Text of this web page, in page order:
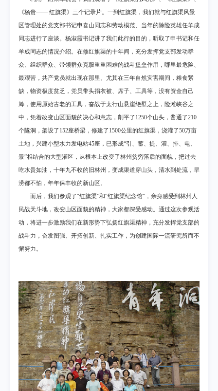
《杨贵—— 红旗渠》三个记录片。一到红旗渠，我们就与红旗渠风景
区管理处的党支部书记申喜山同志和劳动模范、当年的除险英雄任羊成
同志进行了座谈。杨淑霞书记讲了我们此行的目的，听取了申书记和任
羊成同志的情况介绍。在修红旗渠的十年间，充分发挥党支部发动群
众、组织群众、带领群众克服重重困难的战斗堡垒作用，哪里最危险、
最艰苦，共产党员就出现在那里。尤其在三年自然灾害期间，粮食紧
缺，物资极度贫乏，党员带头捐衣被、席子、工具等，没有资金自己
筹，使用原始古老的工具，奋战于太行山悬崖绝壁之上，险滩峡谷之
中，凭着改变山区面貌的决心和意志，削平了 1250个山头，凿通了210
个隧洞，架设了 152座桥梁，修建了 1500公里的红旗渠，浇灌了50万亩
土地，兴建小型水力发电站45座，已形成“引、蓄、提、灌、排、电、
景”相结合的大型灌区，从根本上改变了林州贫穷落后的面貌，把过去
吃水贵如油，十年九不收的旧林州，变成渠道穿山头，清水到处流，旱
涝都不怕，年年保丰收的新山区。
而后，我们参观了“红旗渠”和“红旗渠纪念馆”，亲身感受到林州人
民战天斗地，改变山区面貌的精神，大家都深受感动。通过这次参观活
动，将进一步激励我们在新形势下弘扬红旗渠精神，充分发挥党支部的
战斗力，奋发图强、开拓创新、扎实工作，为创建国际一流研究所而不
懈努力。